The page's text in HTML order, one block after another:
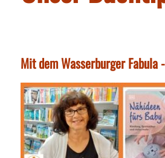
Mit dem Wasserburger